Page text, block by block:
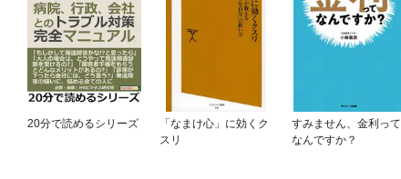
20分で読めるシリーズ
「なまけ心」に効くク
スリ
すみません、金利って
なんですか？